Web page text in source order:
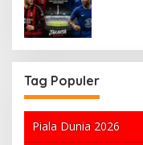
Tag Populer
Piala Dunia 2026